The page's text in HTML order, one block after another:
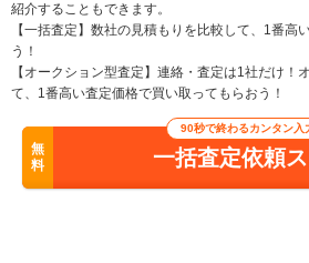
紹介することもできます。
【一括査定】数社の見積もりを比較して、1番高
う！
【オークション型査定】連絡・査定は1社だけ！
て、1番高い査定価格で買い取ってもらおう！
無
料
90秒で終わるカンタン入
一括査定依頼